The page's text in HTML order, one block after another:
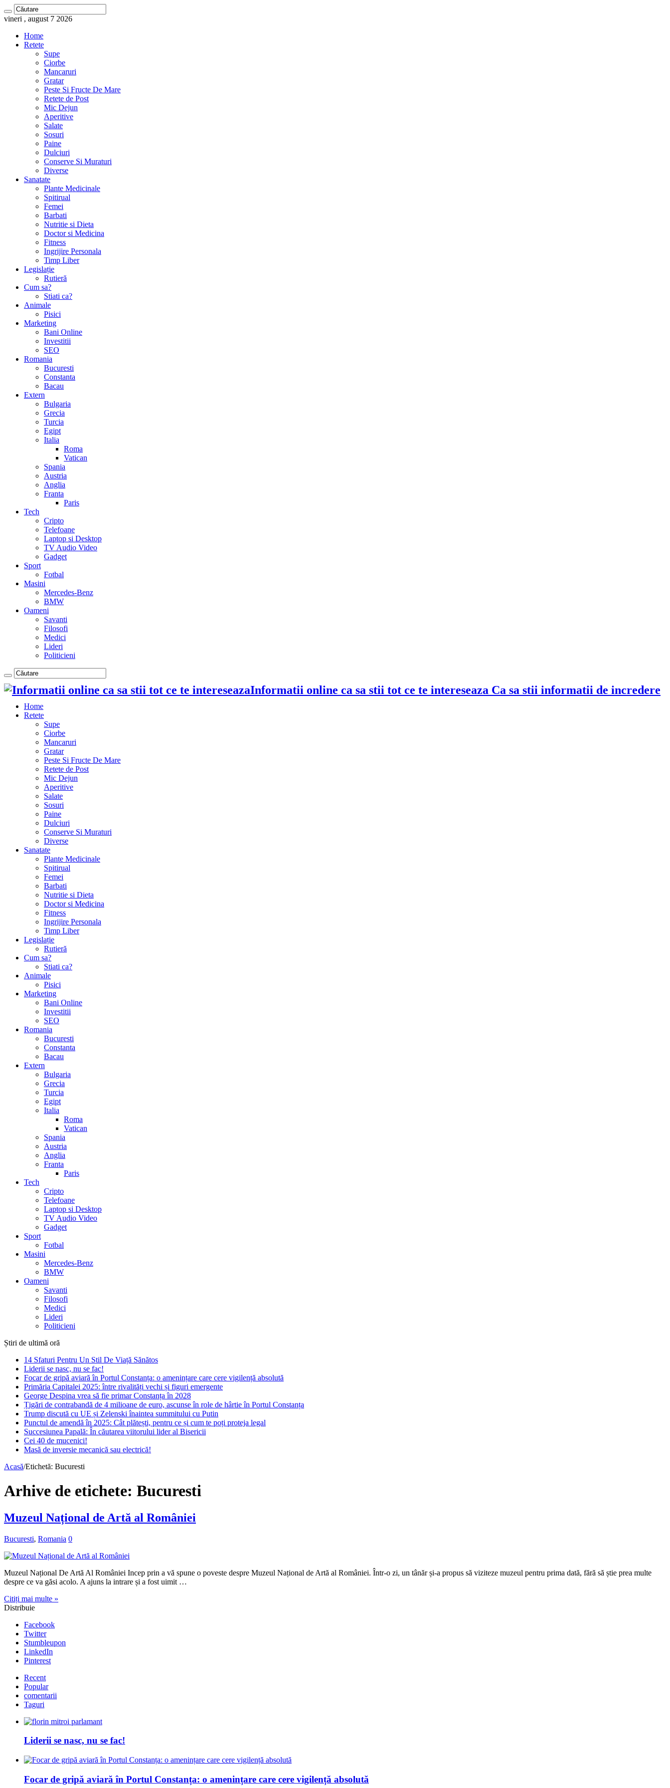
vineri , august 7 2026
Home
Retete
Supe
Ciorbe
Mancaruri
Gratar
Peste Si Fructe De Mare
Retete de Post
Mic Dejun
Aperitive
Salate
Sosuri
Paine
Dulciuri
Conserve Si Muraturi
Diverse
Sanatate
Plante Medicinale
Spitirual
Femei
Barbati
Nutritie si Dieta
Doctor si Medicina
Fitness
Ingrijire Personala
Timp Liber
Legislație
Rutieră
Cum sa?
Stiati ca?
Animale
Pisici
Marketing
Bani Online
Investitii
SEO
Romania
Bucuresti
Constanta
Bacau
Extern
Bulgaria
Grecia
Turcia
Egipt
Italia
Roma
Vatican
Spania
Austria
Anglia
Franta
Paris
Tech
Cripto
Telefoane
Laptop si Desktop
TV Audio Video
Gadget
Sport
Fotbal
Masini
Mercedes-Benz
BMW
Oameni
Savanti
Filosofi
Medici
Lideri
Politicieni
Informatii online ca sa stii tot ce te intereseaza Ca sa stii informatii de incredere
Home
Retete
Supe
Ciorbe
Mancaruri
Gratar
Peste Si Fructe De Mare
Retete de Post
Mic Dejun
Aperitive
Salate
Sosuri
Paine
Dulciuri
Conserve Si Muraturi
Diverse
Sanatate
Plante Medicinale
Spitirual
Femei
Barbati
Nutritie si Dieta
Doctor si Medicina
Fitness
Ingrijire Personala
Timp Liber
Legislație
Rutieră
Cum sa?
Stiati ca?
Animale
Pisici
Marketing
Bani Online
Investitii
SEO
Romania
Bucuresti
Constanta
Bacau
Extern
Bulgaria
Grecia
Turcia
Egipt
Italia
Roma
Vatican
Spania
Austria
Anglia
Franta
Paris
Tech
Cripto
Telefoane
Laptop si Desktop
TV Audio Video
Gadget
Sport
Fotbal
Masini
Mercedes-Benz
BMW
Oameni
Savanti
Filosofi
Medici
Lideri
Politicieni
Știri de ultimă oră
14 Sfaturi Pentru Un Stil De Viață Sănătos
Liderii se nasc, nu se fac!
Focar de gripă aviară în Portul Constanța: o amenințare care cere vigilență absolută
Primăria Capitalei 2025: între rivalități vechi și figuri emergente
George Despina vrea să fie primar Constanța în 2028
Țigări de contrabandă de 4 milioane de euro, ascunse în role de hârtie în Portul Constanța
Trump discută cu UE și Zelenski înaintea summitului cu Putin
Punctul de amendă în 2025: Cât plătești, pentru ce și cum te poți proteja legal
Succesiunea Papală: În căutarea viitorului lider al Bisericii
Cei 40 de mucenici!
Masă de inversie mecanică sau electrică!
Acasă/Etichetă: Bucuresti
Arhive de etichete: Bucuresti
Muzeul Național de Artă al României
Bucuresti, Romania 0
Muzeul Național De Artă Al României Incep prin a vă spune o poveste despre Muzeul Național de Artă al României. Într-o zi, un tânăr și-a propus să viziteze muzeul pentru prima dată, fără să știe prea multe
despre ce va găsi acolo. A ajuns la intrare și a fost uimit …
Citiți mai multe »
Distribuie
Facebook
Twitter
Stumbleupon
LinkedIn
Pinterest
Recent
Popular
comentarii
Taguri
Liderii se nasc, nu se fac!
Focar de gripă aviară în Portul Constanța: o amenințare care cere vigilență absolută